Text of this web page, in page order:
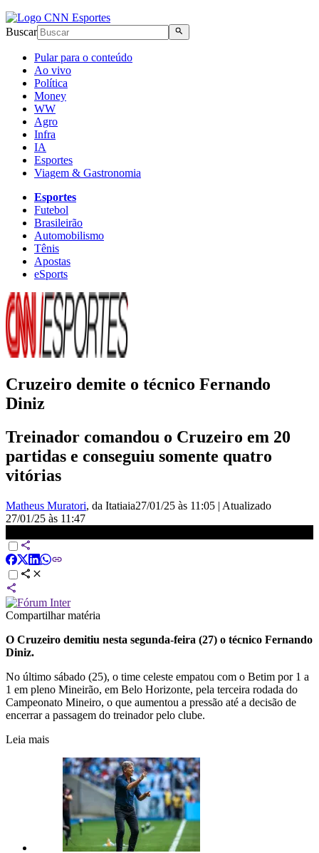
Buscar
Pular para o conteúdo
Ao vivo
Política
Money
WW
Agro
Infra
IA
Esportes
Viagem & Gastronomia
Esportes
Futebol
Brasileirão
Automobilismo
Tênis
Apostas
eSports
Cruzeiro demite o técnico Fernando
Diniz
Treinador comandou o Cruzeiro em 20
partidas e conseguiu somente quatro
vitórias
Matheus Muratori, da Itatiaia27/01/25 às 11:05 | Atualizado
27/01/25 às 11:47
Compartilhar matéria
O Cruzeiro demitiu nesta segunda-feira (27) o técnico Fernando
Diniz.
No último sábado (25), o time celeste empatou com o Betim por 1 a
1 em pleno Mineirão, em Belo Horizonte, pela terceira rodada do
Campeonato Mineiro, o que aumentou a pressão até a decisão de
encerrar a passagem do treinador pelo clube.
Leia mais